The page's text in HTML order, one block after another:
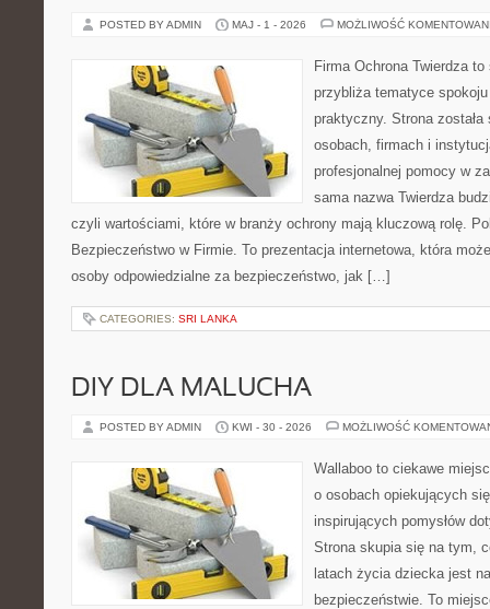
POSTED BY ADMIN MAJ - 1 - 2026 MOŻLIWOŚĆ
Firma Ochrona Twierdza
przybliża tematyce
praktyczny. Strona
osobach, firmach i
profesjonalnej pomocy w
sama nazwa Twierdza
czyli wartościami, które w branży ochrony mają kluczową rolę.
Bezpieczeństwo w Firmie. To prezentacja internetowa, która
osoby odpowiedzialne za bezpieczeństwo, jak […]
CATEGORIES: SRI LANKA
DIY DLA MALUCHA
POSTED BY ADMIN KWI - 30 - 2026 MOŻLIWOŚĆ
Wallaboo to ciekawe
o osobach opiekujących
inspirujących pomysłów
Strona skupia się na tym,
latach życia dziecka jest
bezpieczeństwie. To